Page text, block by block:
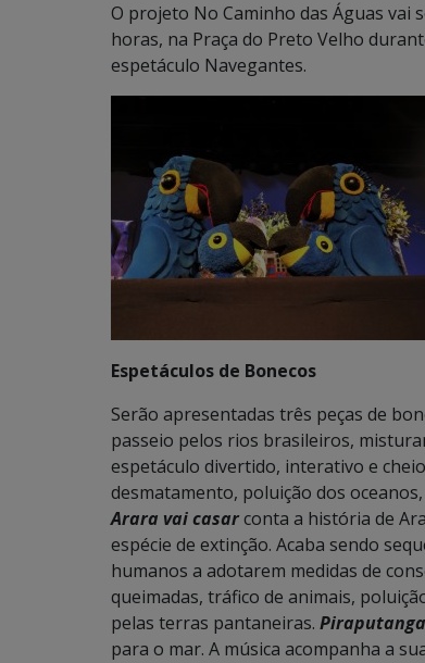
O projeto No Caminho das Águas vai
horas, na Praça do Preto Velho
espetáculo Navegantes.
Espetáculos de Bonecos
Serão apresentadas três peças de
passeio pelos rios brasileiros,
espetáculo divertido, interativo e
desmatamento, poluição dos
Arara vai casarconta a história de
espécie de extinção. Acaba sendo
humanos a adotarem medidas de
queimadas, tráfico de animais,
pelas terras pantaneiras. Piraputanga
para o mar. A música acompanha a